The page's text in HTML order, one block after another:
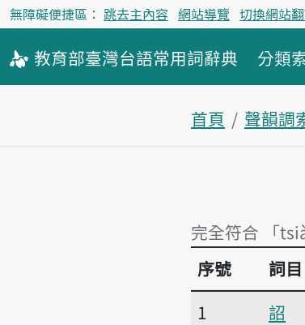
無障礙便捷區： 跳去主內容 網站導覽 切換網站
教育部臺灣台語常用詞辭典 分類
首頁 聲韻調
完全符合 「
完全符合 「
序號 詞目
1
詔